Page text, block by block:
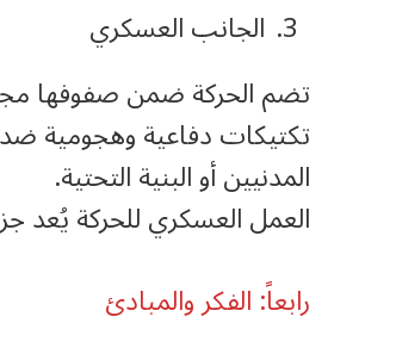
الجانب العسكري
تضم الحركة ضمن صفوفها
تكتيكات دفاعية وهجومية
المدنيين أو البنية التحتية.
العمل العسكري للحركة يُعد
رابعاً: الفكر والمبادئ